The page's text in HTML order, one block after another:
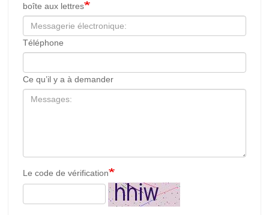
boîte aux lettres
Téléphone
Ce qu’il y a à demander
Le code de vérification